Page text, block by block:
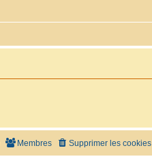
Supprimer les cookies
Membres